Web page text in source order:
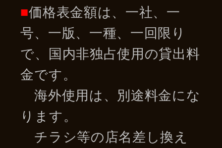
■価格表金額は、一社、一
号、一版、一種、一回限り
で、国内非独占使用の貸出料
金です。
海外使用は、別途料金にな
ります。
チラシ等の店名差し換え